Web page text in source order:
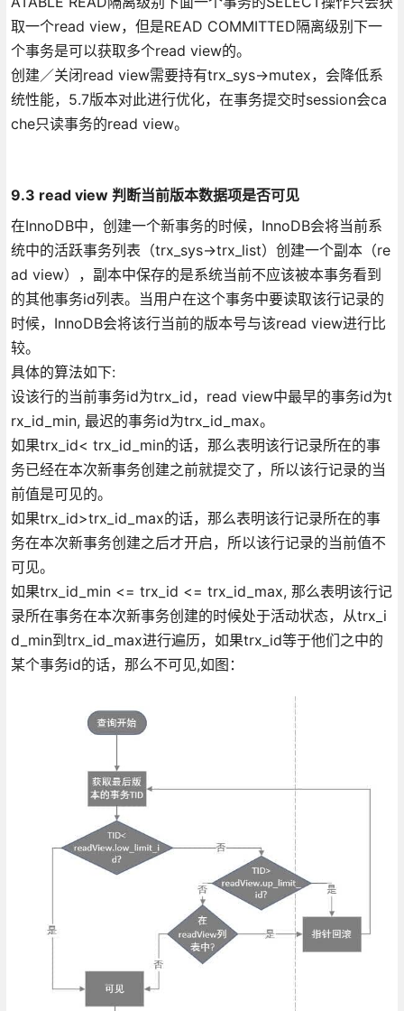
取一个read view，但是READ COMMITTED隔离级别下一
个事务是可以获取多个read view的。
创建／关闭read view需要持有trx_sys->mutex，会降低系
统性能，5.7版本对此进行优化，在事务提交时session会ca
che只读事务的read view。
9.3 read view 判断当前版本数据项是否可见
在InnoDB中，创建一个新事务的时候，InnoDB会将当前系
统中的活跃事务列表（trx_sys->trx_list）创建一个副本（re
ad view），副本中保存的是系统当前不应该被本事务看到
的其他事务id列表。当用户在这个事务中要读取该行记录的
时候，InnoDB会将该行当前的版本号与该read view进行比
较。
具体的算法如下:
设该行的当前事务id为trx_id，read view中最早的事务id为t
rx_id_min, 最迟的事务id为trx_id_max。
如果trx_id< trx_id_min的话，那么表明该行记录所在的事
务已经在本次新事务创建之前就提交了，所以该行记录的当
前值是可见的。
如果trx_id>trx_id_max的话，那么表明该行记录所在的事
务在本次新事务创建之后才开启，所以该行记录的当前值不
可见。
如果trx_id_min <= trx_id <= trx_id_max, 那么表明该行记
录所在事务在本次新事务创建的时候处于活动状态，从trx_i
d_min到trx_id_max进行遍历，如果trx_id等于他们之中的
某个事务id的话，那么不可见,如图：